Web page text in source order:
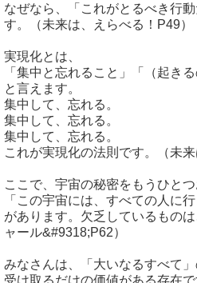
なぜなら、「これがとるべき行
す。（未来は、えらべる！P49）
実現化とは、
「集中と忘れること」「（起き
と言えます。
集中して、忘れる。
集中して、忘れる。
集中して、忘れる。
これが実現化の法則です。（未
ここで、宇宙の秘密をもうひとつ
「この宇宙には、すべての人に
があります。欠乏しているもの
ャール&#9318;P62）
みなさんは、「大いなるすべて
受け取るだけの価値がある存在で